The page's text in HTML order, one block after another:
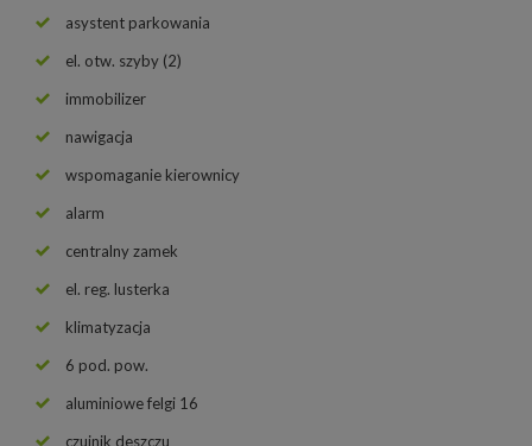
asystent parkowania
el. otw. szyby (2)
immobilizer
nawigacja
wspomaganie kierownicy
alarm
centralny zamek
el. reg. lusterka
klimatyzacja
6 pod. pow.
aluminiowe felgi 16
czujnik deszczu